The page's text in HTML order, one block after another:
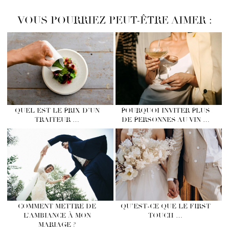
VOUS POURRIEZ PEUT-ÊTRE AIMER :
QUEL EST LE PRIX D’UN
TRAITEUR …
POURQUOI INVITER PLUS
DE PERSONNES AU VIN …
COMMENT METTRE DE
L’AMBIANCE À MON
MARIAGE ?
QU’EST‑CE QUE LE FIRST
TOUCH …